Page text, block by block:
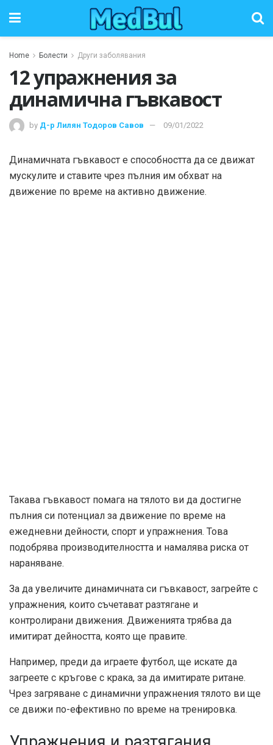
Home Болести Други заболявания
12 упражнения за
динамична гъвкавост
by Д-р Лилян Тодоров Савов 09/01/2022
Динамичната гъвкавост е способността да се движат
мускулите и ставите чрез пълния им обхват на
движение по време на активно движение.
Такава гъвкавост помага на тялото ви да достигне
пълния си потенциал за движение по време на
ежедневни дейности, спорт и упражнения. Това
подобрява производителността и намалява риска от
нараняване.
За да увеличите динамичната си гъвкавост, загрейте с
упражнения, които съчетават разтягане и
контролирани движения. Движенията трябва да
имитират дейността, която ще правите.
Например, преди да играете футбол, ще искате да
загреете с кръгове с крака, за да имитирате ритане.
Чрез загряване с динамични упражнения тялото ви ще
се движи по-ефективно по време на тренировка.